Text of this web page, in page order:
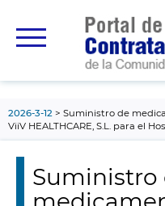
principal
2026-3-12
Suministro de
ViiV HEALTHCARE, S.L. para el
Suministro